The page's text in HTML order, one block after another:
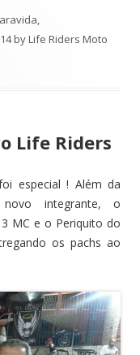
byLife Riders Moto
Life Riders
especial ! Além da
integrante, o
MC e o Periquito do
os pachs ao